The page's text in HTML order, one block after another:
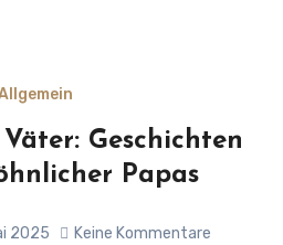
Geschichten
Papas
2025 Keine Kommentare